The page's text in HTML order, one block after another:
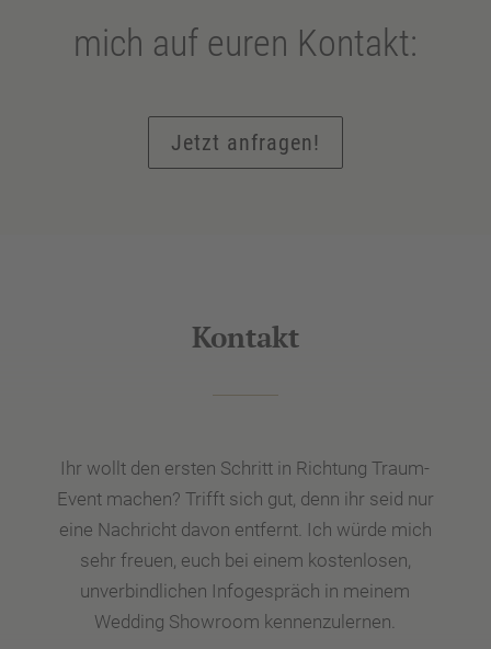
mich auf euren Kontakt:
Jetzt anfragen!
Kontakt
Ihr wollt den ersten Schritt in Richtung Traum-
Event machen? Trifft sich gut, denn ihr seid nur
eine Nachricht davon entfernt. Ich würde mich
sehr freuen, euch bei einem kostenlosen,
unverbindlichen Infogespräch in meinem
Wedding Showroom kennenzulernen.